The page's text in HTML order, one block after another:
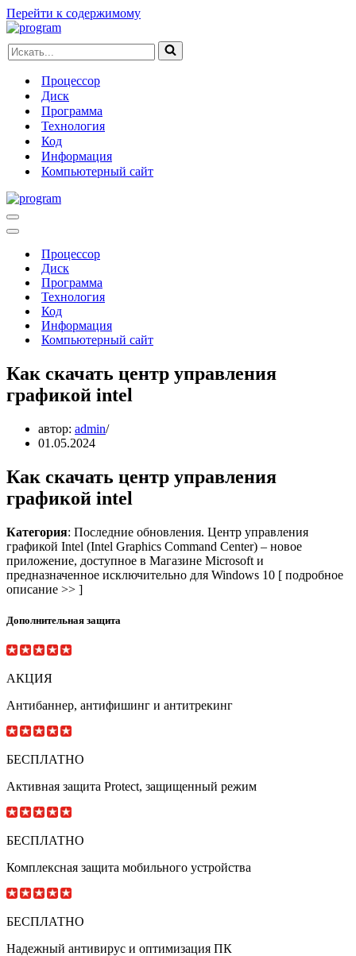
Перейти к содержимому
Искать...
Процессор
Диск
Программа
Технология
Код
Информация
Компьютерный сайт
Меню
навигации
Меню
навигацииПроцессор
Диск
Программа
Технология
Код
Информация
Компьютерный сайт
Как скачать центр управления
графикой intel
автор: admin
01.05.2024
Как скачать центр управления
графикой intel
Категория: Последние обновления. Центр управления
графикой Intel (Intel Graphics Command Center) – новое
приложение, доступное в Магазине Microsoft и
предназначенное исключительно для Windows 10 [ подробное
описание >> ]
Дополнительная защита
АКЦИЯ
Антибаннер, антифишинг и антитрекинг
БЕСПЛАТНО
Активная защита Protect, защищенный режим
БЕСПЛАТНО
Комплексная защита мобильного устройства
БЕСПЛАТНО
Надежный антивирус и оптимизация ПК